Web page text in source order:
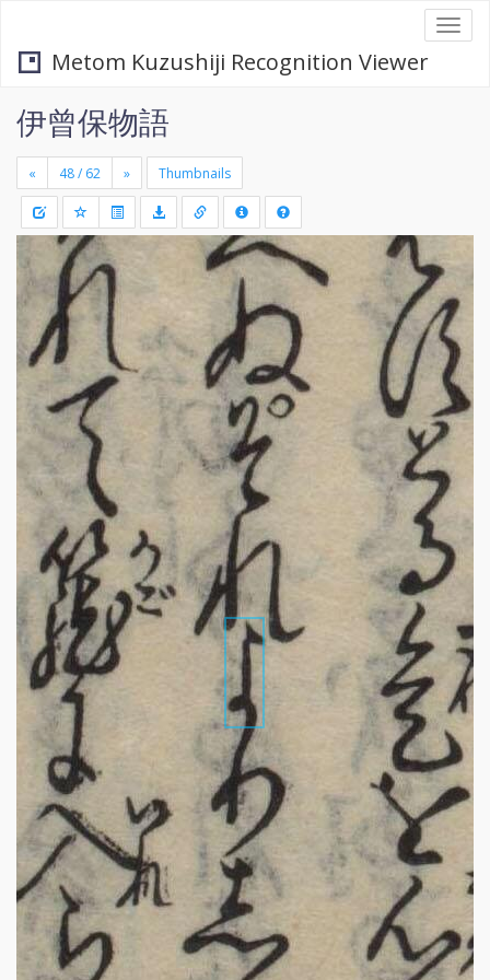
Metom Kuzushiji Recognition Viewer
伊曾保物語
« » Thumbnails
-
Draw
a